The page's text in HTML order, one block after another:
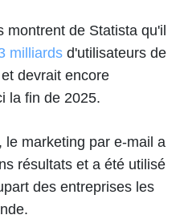
de Statista qu'il
milliards d'utilisateurs de
devrait encore
la fin de 2025.
le marketing par e-mail a
résultats et a été utilisé
des entreprises les